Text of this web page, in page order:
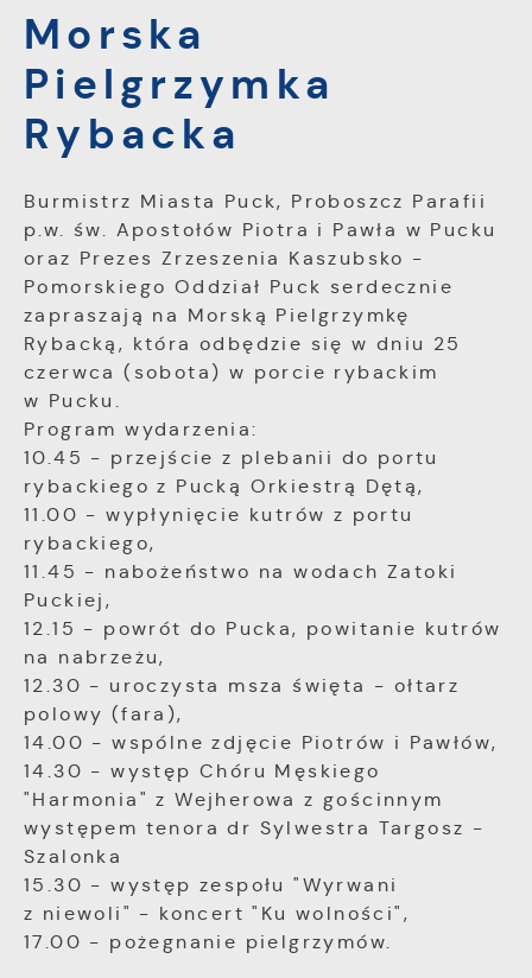
Morska
Pielgrzymka
Rybacka
Burmistrz Miasta Puck, Proboszcz Parafii
p.w. św. Apostołów Piotra i Pawła w Pucku
oraz Prezes Zrzeszenia Kaszubsko -
Pomorskiego Oddział Puck serdecznie
zapraszają na Morską Pielgrzymkę
Rybacką, która odbędzie się w dniu 25
czerwca (sobota) w porcie rybackim
w Pucku.
Program wydarzenia:
10.45 - przejście z plebanii do portu
rybackiego z Pucką Orkiestrą Dętą,
11.00 - wypłynięcie kutrów z portu
rybackiego,
11.45 - nabożeństwo na wodach Zatoki
Puckiej,
12.15 - powrót do Pucka, powitanie kutrów
na nabrzeżu,
12.30 - uroczysta msza święta - ołtarz
polowy (fara),
14.00 - wspólne zdjęcie Piotrów i Pawłów,
14.30 - występ Chóru Męskiego
"Harmonia" z Wejherowa z gościnnym
występem tenora dr Sylwestra Targosz -
Szalonka
15.30 - występ zespołu "Wyrwani
z niewoli" - koncert "Ku wolności",
17.00 - pożegnanie pielgrzymów.
dostosowania Twoich ustawień preferencji
prywatności, logowania czy wypełniania
formularzy. Dzięki plikom cookies strona, z
której korzystasz, może działać bez zakłóceń.
Funkcjonalne i personalizacyjne
Tego typu pliki cookies umożliwiają stronie
internetowej zapamiętanie wprowadzonych
przez Ciebie ustawień oraz personalizację
określonych funkcjonalności czy
Dzięki tym plikom cookies możemy zapewnić Ci
większy komfort korzystania z funkcjonalności
naszej strony poprzez dopasowanie jej do
Twoich indywidualnych preferencji. Wyrażenie
zgody na funkcjonalne i personalizacyjne pliki
cookies gwarantuje dostępność większej ilości
funkcji na stronie.
Więcej
Analityczne
Analityczne pliki cookies pomagają nam
rozwijać się i dostosowywać do Twoich
Cookies analityczne pozwalają na uzyskanie
informacji w zakresie wykorzystywania witryny
internetowej, miejsca oraz częstotliwości, z
jaką odwiedzane są nasze serwisy www. Dane
pozwalają nam na ocenę naszych serwisów
internetowych pod względem ich popularności
wśród użytkowników. Zgromadzone informacje
są przetwarzane w formie zanonimizowanej.
Wyrażenie zgody na analityczne pliki cookies
gwarantuje dostępność wszystkich
funkcjonalności.
Więcej
Reklamowe
Dzięki reklamowym plikom cookies
prezentujemy Ci najciekawsze informacje i
aktualności na stronach naszych partnerów.
Promocyjne pliki cookies służą do
prezentowania Ci naszych komunikatów na
podstawie analizy Twoich upodobań oraz
Twoich zwyczajów dotyczących przeglądanej
witryny internetowej. Treści promocyjne mogą
pojawić się na stronach podmiotów trzecich
lub firm będących naszymi partnerami oraz
charakterze pośredników prezentujących nasze
treści w postaci wiadomości, ofert,
komunikatów mediów społecznościowych.
Więcej